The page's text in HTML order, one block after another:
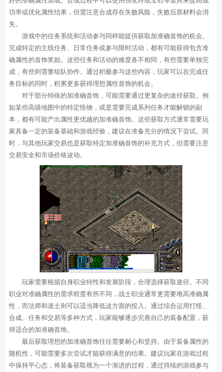
功率或优化属性结果，但需注意合成存在失败风险，失败后原材料会消
失。
游戏中的任务系统和活动参与同样能提供获取加准确首饰的机会。
完成特定的主线任务、日常任务或参与限时活动，都有可能获得包含准
确属性的首饰奖励。这些任务和活动的难度各不相同，有些需要单独完
成，有些则需要组队协作。通过积极参与这些内容，玩家可以在完成任
务目标的同时，积累更多获得理想属性首饰的机会。
对于部分特殊的加准确首饰，可能需要通过更复杂的途径获取。例
如某些高级地图中的特定怪物，或是需要完成系列任务才能解锁的副
本，都有可能产出属性更优越的加准确首饰。这些获取方式通常需要玩
家具备一定的装备基础和游戏经验，建议在准备充分的情况下尝试。同
时，与其他玩家交易也是获取特定加准确首饰的补充方式，但需要注意
交易安全和市场价格波动。
玩家需要根据自身职业特性和发展阶段，合理选择获取途径。不同
职业对准确属性的需求程度有所不同，战士职业通常更需要堆高准确属
性，而法师和道士则可以适当降低这方面的投入。通过综合运用打怪、
合成、任务和交易等多种方式，玩家能够逐步完善自己的装备配置，获
得适合的加准确首饰。
最后获取理想的加准确首饰往往需要耐心和坚持。由于装备属性的
随机性，可能需要多次尝试才能获得满意的结果。建议玩家在游戏过程
中保持平心态，将装备获取视为一个渐进的过程，通过持续的游戏参与